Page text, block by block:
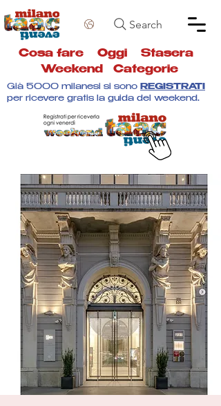
Search
Cosa fare Oggi Stasera
Weekend
Categorie
Già 5000 milanesi si sono REGISTRATI
per ricevere gratis la guida del weekend.